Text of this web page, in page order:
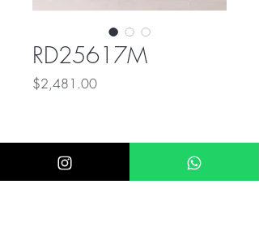
RD25617M
$2,481.00Precio